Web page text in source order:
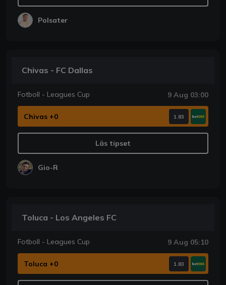
Polsater
Chivas - FC Dallas
Fotboll - Leagues Cup 9 Aug 03:00
Chivas +0 1.83
Läs tipset
Gio-R
Toluca - Los Angeles FC
Fotboll - Leagues Cup 9 Aug 05:10
Toluca +0 1.83